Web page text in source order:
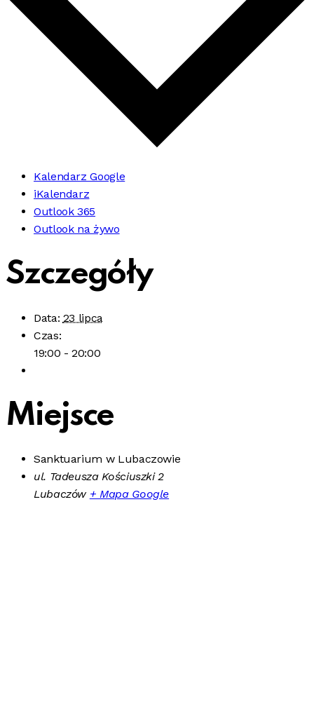
Kalendarz Google
iKalendarz
Outlook 365
Outlook na żywo
Szczegóły
Data: 23 lipca
Czas:
19:00 - 20:00
Miejsce
Sanktuarium w Lubaczowie
ul. Tadeusza Kościuszki 2
Lubaczów + Mapa Google